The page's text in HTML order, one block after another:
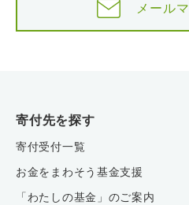
メール
寄付先を探す
寄付受付一覧
お金をまわそう基金支援
「わたしの基金」のご案内